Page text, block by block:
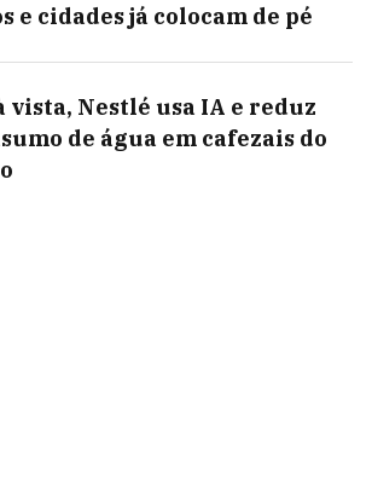
e cidades já colocam de pé
vista, Nestlé usa IA e reduz
de água em cafezais do